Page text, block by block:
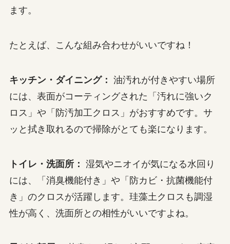
ます。
たとえば、こんな組み合わせがいいですね！
キッチン・ダイニング： 油汚れが付きやすい場所
には、表面がコーティングされた「汚れに強いク
ロス」や「防汚加工クロス」がおすすめです。サ
ッと拭き取れるので掃除がとても楽になります。
トイレ・洗面所： 湿気やニオイが気になる水回り
には、「消臭機能付き」や「防カビ・抗菌機能付
き」のクロスが活躍します。珪藻土クロスも調湿
性が高く、洗面所との相性がいいですよね。